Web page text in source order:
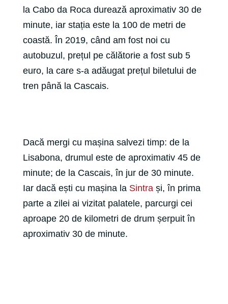
la Cabo da Roca durează aproximativ 30 de
minute, iar stația este la 100 de metri de
coastă. În 2019, când am fost noi cu
autobuzul, prețul pe călătorie a fost sub 5
euro, la care s-a adăugat prețul biletului de
tren până la Cascais.
Dacă mergi cu mașina salvezi timp: de la
Lisabona, drumul este de aproximativ 45 de
minute; de la Cascais, în jur de 30 minute.
Iar dacă ești cu mașina la Sintrași, în prima
parte a zilei ai vizitat palatele, parcurgi cei
aproape 20 de kilometri de drum șerpuit în
aproximativ 30 de minute.